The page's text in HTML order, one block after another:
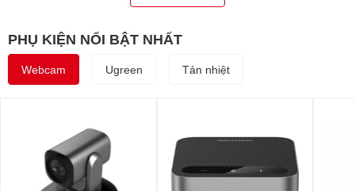
PHỤ KIỆN NỔI BẬT NHẤT
Webcam Ugreen Tản nhiệt